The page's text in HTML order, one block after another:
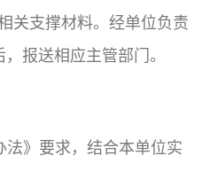
关支撑材料。经单位负责
报送相应主管部门。
法》要求，结合本单位实